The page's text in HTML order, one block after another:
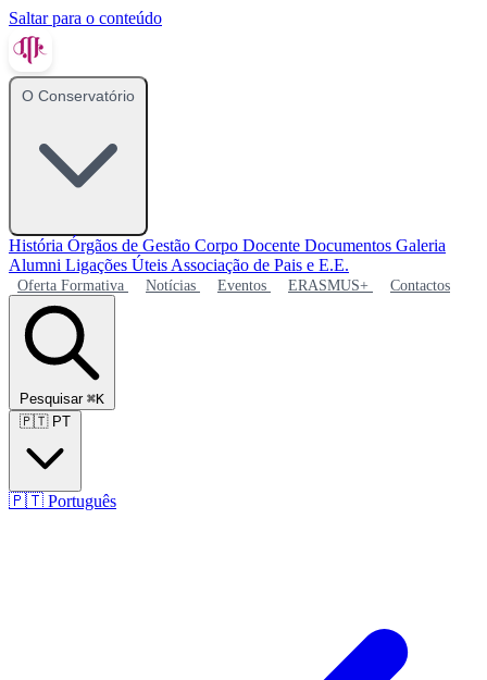
Saltar para o conteúdo
O Conservatório
História Órgãos de Gestão Corpo Docente Documentos Galeria
Alumni Ligações Úteis Associação de Pais e E.E.
Oferta Formativa Notícias Eventos ERASMUS+ Contactos
Pesquisar ⌘K
🇵🇹 PT
🇵🇹 Português